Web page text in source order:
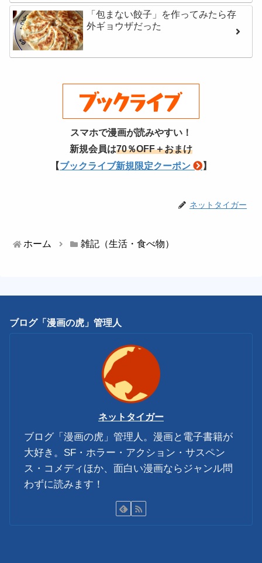
「包まない餃子」を作ってみたら存
外ギョウザだった
スマホで漫画が読みやすい！
新規会員は70％OFF＋おまけ
【ブックライブ新規限定クーポン 】
ネットタイガー
ホーム 雑記（生活・食べ物）
ブログ「漫画の虎」管理人
ネットタイガー
ブログ「漫画の虎」管理人。漫画と電子書籍が
大好き。SF・ホラー・アクション・サスペン
ス・コメディほか、面白い漫画ならジャンル問
わずに読みます！